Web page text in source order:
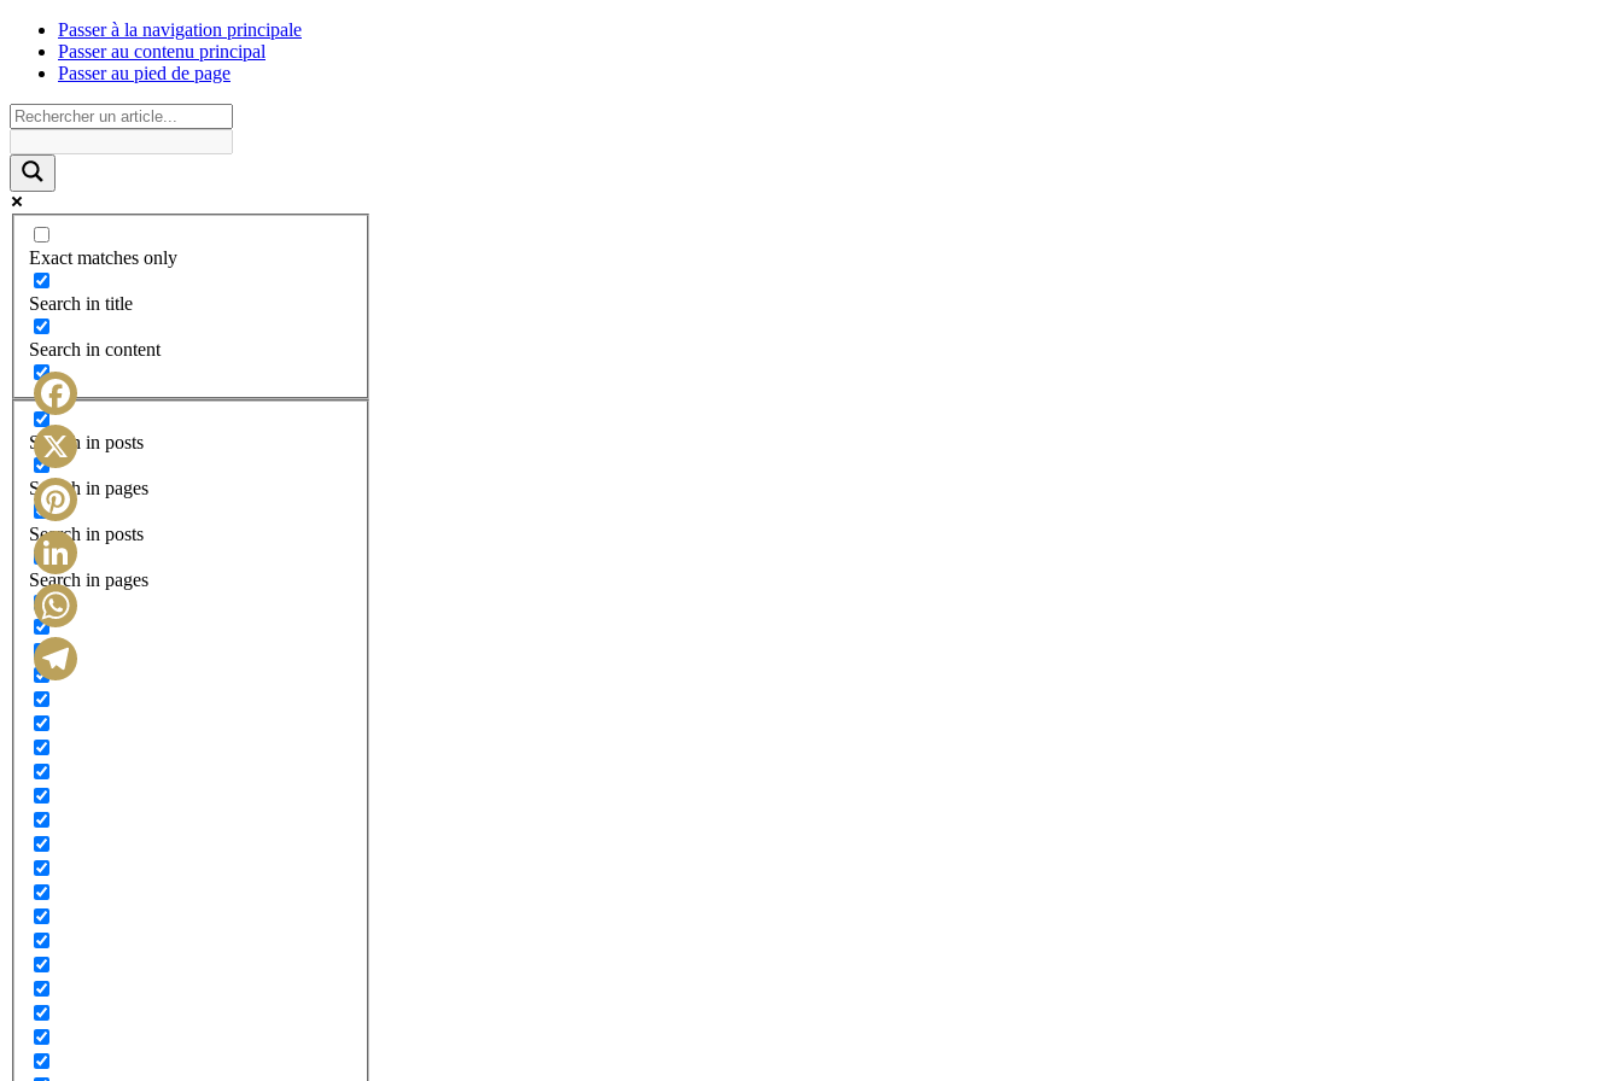
Passer à la navigation principale
Passer au contenu principal
Passer au pied de page
Exact matches only
Search in title
Search in content
Search in posts
Search in pages
Search in posts
Search in pages
Facebook
X
Pinterest
LinkedIn
WhatsApp
Telegram